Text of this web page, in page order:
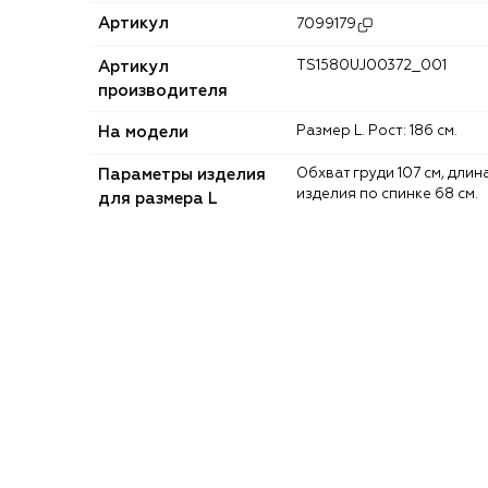
Артикул 7099179
Артикул
производителя
TS1580UJ00372_001
На модели Размер L. Рост: 186 см.
Параметры изделия
для размера L
Обхват груди 107 см, длина
изделия по спинке 68 см.